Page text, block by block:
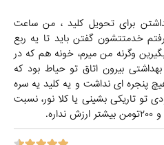
برای تحویل کلید ، من ساعت
خدمتتشون گفتن باید تا یه ربع
وگرنه من میرم، خونه هم که در
بیرون اتاق تو حیاط بود که
پنجره ای نداشت و یه کلید یه سره
تو تاریکی بشینی یا کلا نور، نسبت